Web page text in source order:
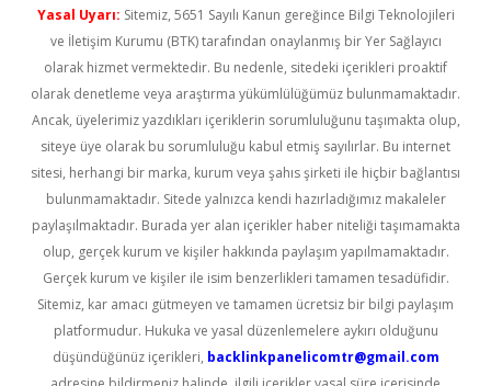
Yasal Uyarı: Sitemiz, 5651 Sayılı Kanun gereğince Bilgi Teknolojileri
ve İletişim Kurumu (BTK) tarafından onaylanmış bir Yer Sağlayıcı
olarak hizmet vermektedir. Bu nedenle, sitedeki içerikleri proaktif
olarak denetleme veya araştırma yükümlülüğümüz bulunmamaktadır.
Ancak, üyelerimiz yazdıkları içeriklerin sorumluluğunu taşımakta olup,
siteye üye olarak bu sorumluluğu kabul etmiş sayılırlar. Bu internet
sitesi, herhangi bir marka, kurum veya şahıs şirketi ile hiçbir bağlantısı
bulunmamaktadır. Sitede yalnızca kendi hazırladığımız makaleler
paylaşılmaktadır. Burada yer alan içerikler haber niteliği taşımamakta
olup, gerçek kurum ve kişiler hakkında paylaşım yapılmamaktadır.
Gerçek kurum ve kişiler ile isim benzerlikleri tamamen tesadüfidir.
Sitemiz, kar amacı gütmeyen ve tamamen ücretsiz bir bilgi paylaşım
platformudur. Hukuka ve yasal düzenlemelere aykırı olduğunu
düşündüğünüz içerikleri, backlinkpanelicomtr@gmail.com